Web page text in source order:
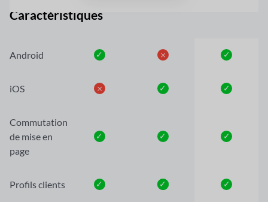
Caractéristiques
Android ✓ 𐄂 ✓
iOS 𐄂 ✓ ✓
Commutation
de mise en
page
✓ ✓ ✓
Profils clients ✓ ✓ ✓